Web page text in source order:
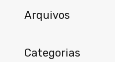
Arquivos
Categorias